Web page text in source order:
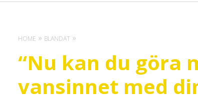
HOME BLANDAT
“Nu kan du göra
vansinnet med